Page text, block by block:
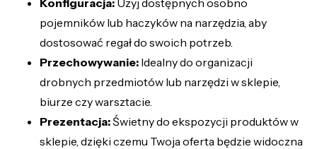
pojemników lub haczyków na narzędzia, aby
dostosować regał do swoich potrzeb.
Przechowywanie: Idealny do organizacji
drobnych przedmiotów lub narzędzi w sklepie,
biurze czy warsztacie.
Prezentacja:Świetny do ekspozycji produktów w
sklepie, dzięki czemu Twoja oferta będzie widoczna